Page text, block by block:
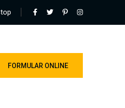
FORMULAR ONLINE